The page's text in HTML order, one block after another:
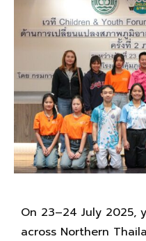
On 23–24 July 2025,
across Northern